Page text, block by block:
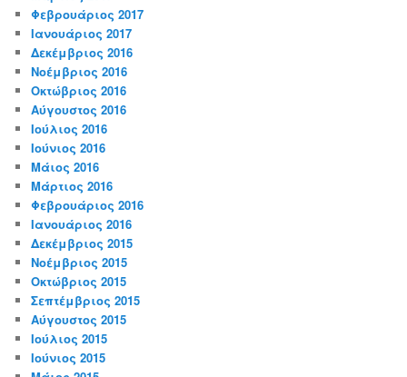
Φεβρουάριος 2017
Ιανουάριος 2017
Δεκέμβριος 2016
Νοέμβριος 2016
Οκτώβριος 2016
Αύγουστος 2016
Ιούλιος 2016
Ιούνιος 2016
Μάιος 2016
Μάρτιος 2016
Φεβρουάριος 2016
Ιανουάριος 2016
Δεκέμβριος 2015
Νοέμβριος 2015
Οκτώβριος 2015
Σεπτέμβριος 2015
Αύγουστος 2015
Ιούλιος 2015
Ιούνιος 2015